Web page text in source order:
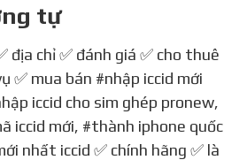
tự
✅ mua bán #nhập iccid mới
iccid cho sim ghép pronew,
iccid mới, #thành iphone quốc
nhất iccid ✅ chính hãng ✅ là